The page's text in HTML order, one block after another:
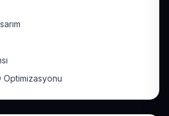
Optimizasyonu